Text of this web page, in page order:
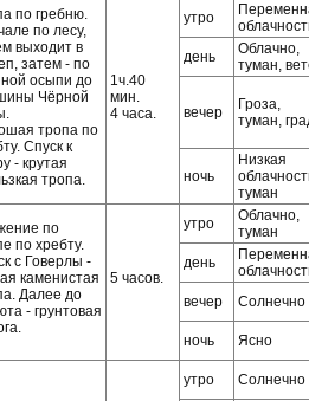
по гребню.
по лесу,
выходит в
затем - по
осыпи до
Чёрной
тропа по
Спуск к
- крутая
тропа.
1ч.40
мин.
4 часа.
утро
день
Облачно,
туман,
вечер
Гроза,
туман,
ночь
Низкая
туман
по
по хребту.
с Говерлы -
каменистая
Далее до
- грунтовая
5 часов.
утро
Облачно,
туман
день
вечер
Солнечно
ночь Ясно
утро Солнечно